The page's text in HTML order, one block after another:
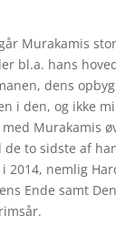
Murakamis
bl.a. hans
dens
i den, og ikke
Murakamis
to sidste af
2014, nemlig
Ende samt